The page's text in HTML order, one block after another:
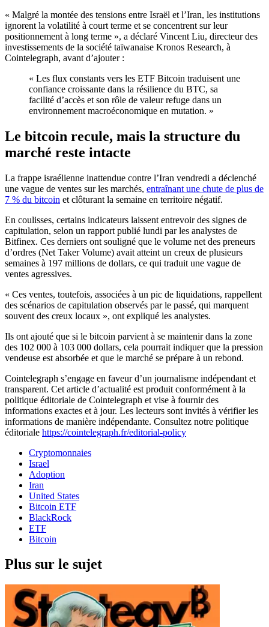
« Malgré la montée des tensions entre Israël et l’Iran, les institutions
ignorent la volatilité à court terme et se concentrent sur leur
positionnement à long terme », a déclaré Vincent Liu, directeur des
investissements de la société taïwanaise Kronos Research, à
Cointelegraph, avant d’ajouter :
« Les flux constants vers les ETF Bitcoin traduisent une
confiance croissante dans la résilience du BTC, sa
facilité d’accès et son rôle de valeur refuge dans un
environnement macroéconomique en mutation. »
Le bitcoin recule, mais la structure du
marché reste intacte
La frappe israélienne inattendue contre l’Iran vendredi a déclenché
une vague de ventes sur les marchés, entraînant une chute de plus de
7 % du bitcoin et clôturant la semaine en territoire négatif.
En coulisses, certains indicateurs laissent entrevoir des signes de
capitulation, selon un rapport publié lundi par les analystes de
Bitfinex. Ces derniers ont souligné que le volume net des preneurs
d’ordres (Net Taker Volume) avait atteint un creux de plusieurs
semaines à 197 millions de dollars, ce qui traduit une vague de
ventes agressives.
« Ces ventes, toutefois, associées à un pic de liquidations, rappellent
des scénarios de capitulation observés par le passé, qui marquent
souvent des creux locaux », ont expliqué les analystes.
Ils ont ajouté que si le bitcoin parvient à se maintenir dans la zone
des 102 000 à 103 000 dollars, cela pourrait indiquer que la pression
vendeuse est absorbée et que le marché se prépare à un rebond.
Cointelegraph s’engage en faveur d’un journalisme indépendant et
transparent. Cet article d’actualité est produit conformément à la
politique éditoriale de Cointelegraph et vise à fournir des
informations exactes et à jour. Les lecteurs sont invités à vérifier les
informations de manière indépendante. Consultez notre politique
éditoriale https://cointelegraph.fr/editorial-policy
Cryptomonnaies
Israel
Adoption
Iran
United States
Bitcoin ETF
BlackRock
ETF
Bitcoin
Plus sur le sujet